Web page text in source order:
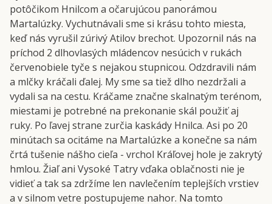
potôčikom Hnilcom a očarujúcou panorámou
Martalúzky. Vychutnávali sme si krásu tohto miesta,
keď nás vyrušil zúrivý Atilov brechot. Upozornil nás na
príchod 2 dlhovlasých mládencov nesúcich v rukách
červenobiele tyče s nejakou stupnicou. Odzdravili nám
a mlčky kráčali ďalej. My sme sa tiež dlho nezdržali a
vydali sa na cestu. Kráčame značne skalnatým terénom,
miestami je potrebné na prekonanie skál použiť aj
ruky. Po ľavej strane zurčia kaskády Hnilca. Asi po 20
minútach sa ocitáme na Martalúzke a konečne sa nám
črtá tušenie nášho cieľa - vrchol Kráľovej hole je zakrytý
hmlou. Žiaľ ani Vysoké Tatry vďaka oblačnosti nie je
vidieť a tak sa zdržíme len navlečením teplejších vrstiev
a v silnom vetre postupujeme nahor. Na tomto